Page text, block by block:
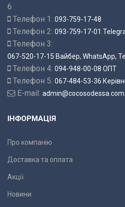
6
Телефон 1: 093-759-17-48
Телефон 2: 093-759-17-01
Телефон 3:
067-520-17-15 Вайбер, WhatsApp,
Телефон 4: 094-948-00-08 ОПТ
Телефон 5: 067-484-53-36
E-mail: admin@cocosodessa.com
ІНФОРМАЦІЯ
Про компанію
Доставка та оплата
Акції
Новини